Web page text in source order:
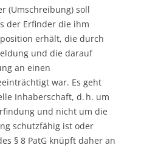
(Umschreibung) soll
der Erfinder die ihm
erhält, die durch
und die darauf
an einen
war. Es geht
Inhaberschaft, d. h. um
und nicht um die
schutzfähig ist oder
§ 8 PatG knüpft daher an